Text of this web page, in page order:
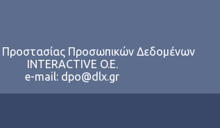
Προστασίας Προσωπικών Δεδομένων
INTERACTIVE O.E.
e-mail: dpo@dlx.gr